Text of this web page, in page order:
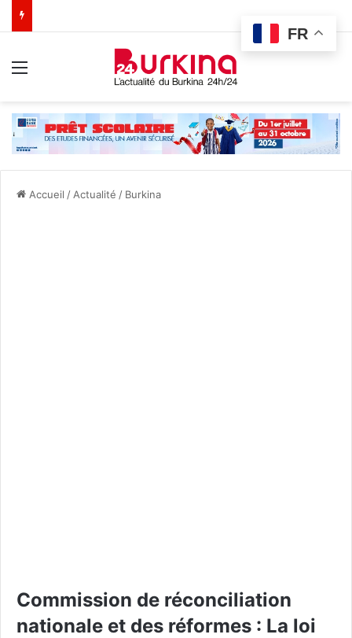
Accueil / Actualité / Burkina
Commission de réconciliation
nationale et des réformes : La loi
FR